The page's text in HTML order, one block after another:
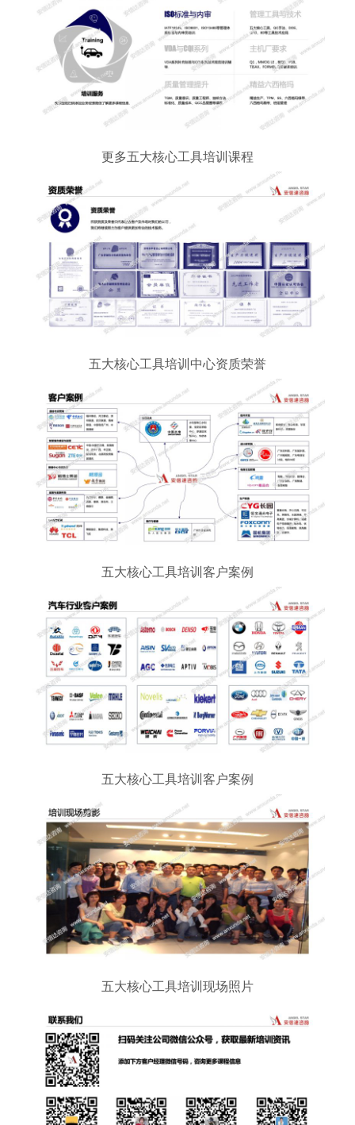
更多五大核心工具培训课程
五大核心工具培训中心资质荣誉
五大核心工具培训客户案例
五大核心工具培训客户案例
五大核心工具培训现场照片